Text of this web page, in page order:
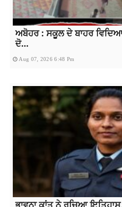
ਅਬੋਹਰ : ਸਕੂਲ ਦੇ ਬਾਹਰ
ਦੋ...
Aug 07, 2026 6:48 Pm